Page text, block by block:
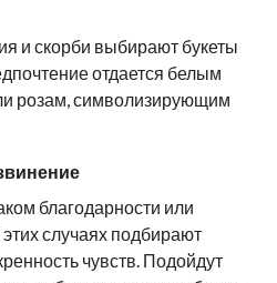
и скорби выбирают букеты
отдается белым
розам, символизирующим
благодарности или
случаях подбирают
чувств. Подойдут